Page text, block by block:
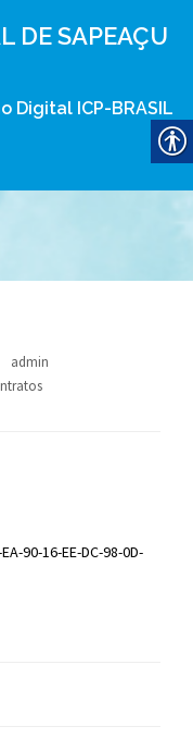
DE SAPEAÇU
Digital ICP-BRASIL
admin
90-16-EE-DC-98-0D-